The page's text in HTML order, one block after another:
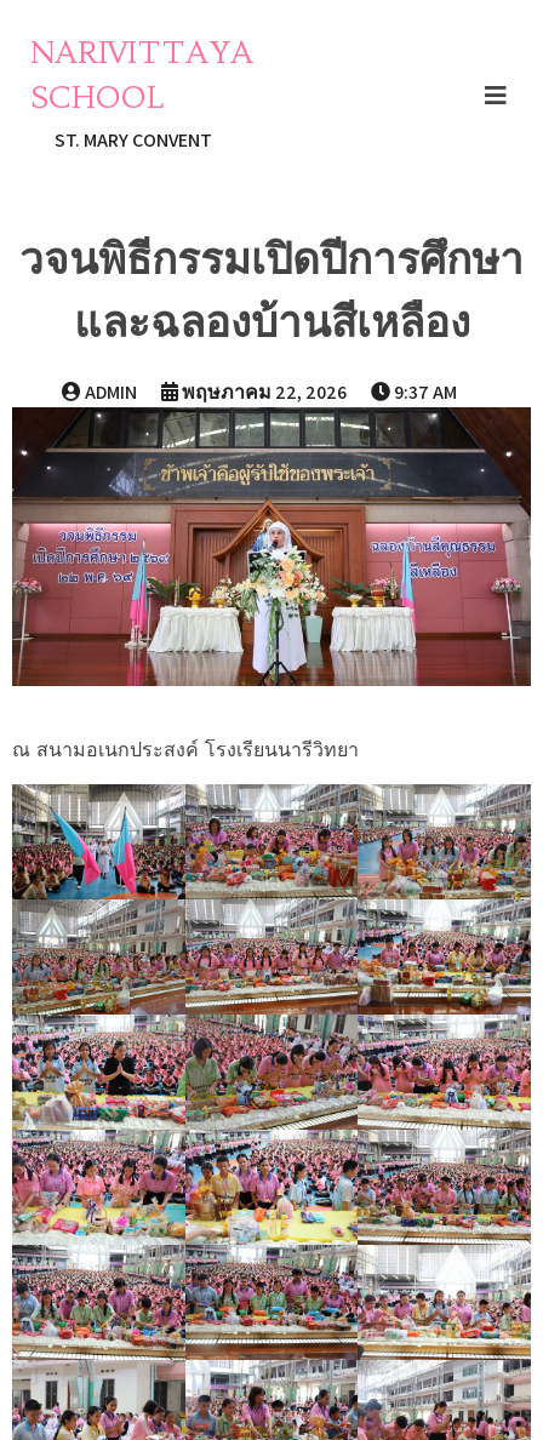
NARIVITTAYA
SCHOOL
ST. MARY CONVENT
วจนพิธีกรรมเปิดปีการศึกษา
และฉลองบ้านสีเหลือง
ADMIN พฤษภาคม 22, 2026 9:37 AM
ณ สนามอเนกประสงค์ โรงเรียนนารีวิทยา